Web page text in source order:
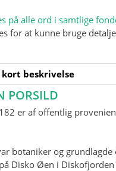
på alle ord i samtlige
for at kunne bruge
beskrivelse
PORSILD
er af offentlig
botaniker og grundlagde
Disko Øen i